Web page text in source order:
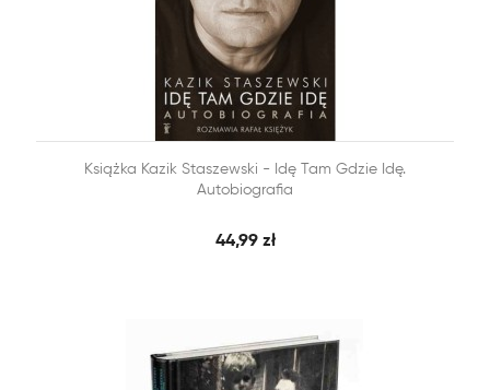
DODAJ DO KOSZYKA SZYBKI PODGLĄD
Książka Kazik Staszewski - Idę Tam Gdzie Idę.
Autobiografia
44,99 zł